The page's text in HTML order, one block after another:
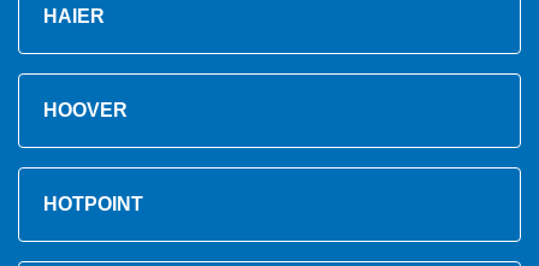
HAIER
HOOVER
HOTPOINT